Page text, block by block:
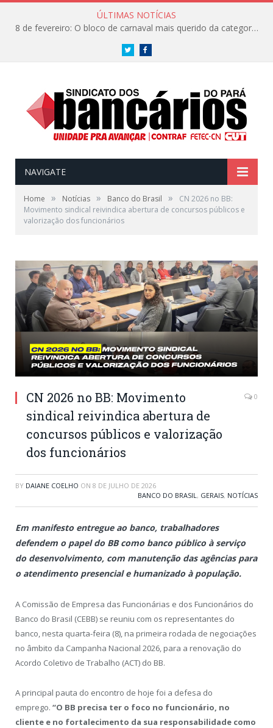
ÚLTIMAS NOTÍCIAS
8 de fevereiro: O bloco de carnaval mais querido da categoria já tem data. Vem pro CarnaBancários 2025!
Twitter
NAVIGATE
Home » Notícias » Banco do Brasil »
CN 2026 no BB:
Movimento sindical reivindica abertura de concursos públicos e
valorização dos funcionários
CN 2026 no BB: Movimento
sindical reivindica abertura de
concursos públicos e valorização
dos funcionários
0
BY DAIANE COELHO ON 8 DE JULHO DE 2026
BANCO DO BRASIL, GERAIS, NOTÍCIAS
Em manifesto entregue ao banco, trabalhadores
defendem o papel do BB como banco público à serviço
do desenvolvimento, com manutenção das agências para
o atendimento presencial e humanizado à população.
A Comissão de Empresa das Funcionárias e dos Funcionários do
Banco do Brasil (CEBB) se reuniu com os representantes do
banco, nesta quarta-feira (8), na primeira rodada de negociações
no âmbito da Campanha Nacional 2026, para a renovação do
Acordo Coletivo de Trabalho (ACT) do BB.
A principal pauta do encontro de hoje foi a defesa do
emprego. “O BB precisa ter o foco no funcionário, no
cliente e no fortalecimento da sua responsabilidade como